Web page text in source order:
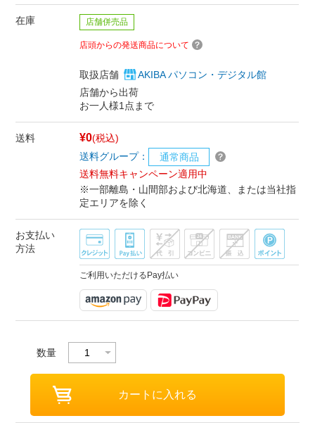
在庫 店舗併売品
店頭からの発送商品について
取扱店舗
AKIBA パソコン・デジタル館
店舗から出荷
お一人様1点まで
送料 ¥0(税込)
送料グループ：
通常商品
送料無料キャンペーン適用中
※一部離島・山間部および北海道、または当社指
定エリアを除く
お支払い
方法
ご利用いただけるPay払い
数量